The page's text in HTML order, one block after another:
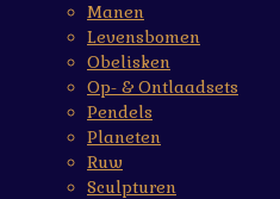
Manen
Levensbomen
Obelisken
Op- & Ontlaadsets
Pendels
Planeten
Ruw
Sculpturen